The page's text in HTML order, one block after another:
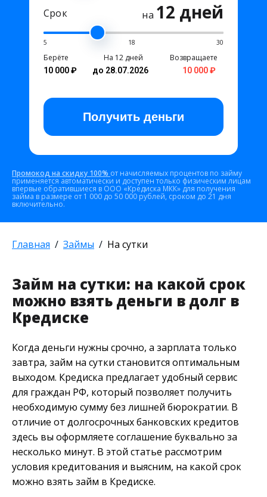
Срок на 12 дней
5 18 30
Берёте
10 000 ₽
На 12 дней
до 28.07.2026
Возвращаете
10 000 ₽
Получить деньги
Промокод на скидку 100% от начисляемых процентов по займу
применяется автоматически и доступен только физическим лицам
впервые обратившиеся в ООО «Кредиска МКК» для получения
займа в размере от 1 000 до 50 000 рублей, сроком до 21 дня
включительно.
Главная Займы На сутки
Займ на сутки: на какой срок
можно взять деньги в долг в
Кредиске
Когда деньги нужны срочно, а зарплата только
завтра, займ на сутки становится оптимальным
выходом. Кредиска предлагает удобный сервис
для граждан РФ, который позволяет получить
необходимую сумму без лишней бюрократии. В
отличие от долгосрочных банковских кредитов
здесь вы оформляете соглашение буквально за
несколько минут. В этой статье рассмотрим
условия кредитования и выясним, на какой срок
можно взять займ в Кредиске.